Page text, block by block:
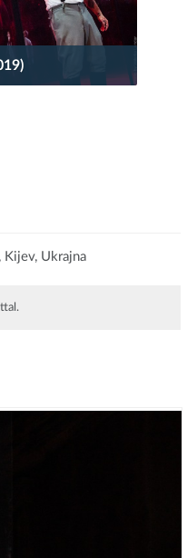
Kijev, Ukrajna